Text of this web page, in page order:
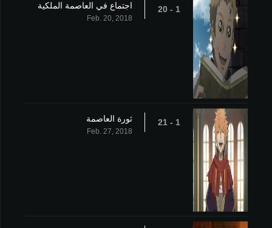
1 - 20 اجتماع في العاصمة الملكية
Feb. 20, 2018
1 - 21 ثورة العاصمة
Feb. 27, 2018